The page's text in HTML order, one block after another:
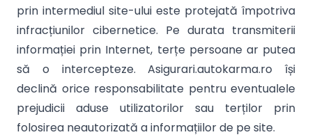
prin intermediul site-ului este protejată împotriva
infracțiunilor cibernetice. Pe durata transmiterii
informației prin Internet, terțe persoane ar putea
să o intercepteze. Asigurari.autokarma.ro își
declină orice responsabilitate pentru eventualele
prejudicii aduse utilizatorilor sau terților prin
folosirea neautorizată a informațiilor de pe site.